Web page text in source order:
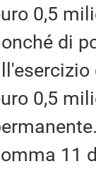
0,5
di
0,5
11